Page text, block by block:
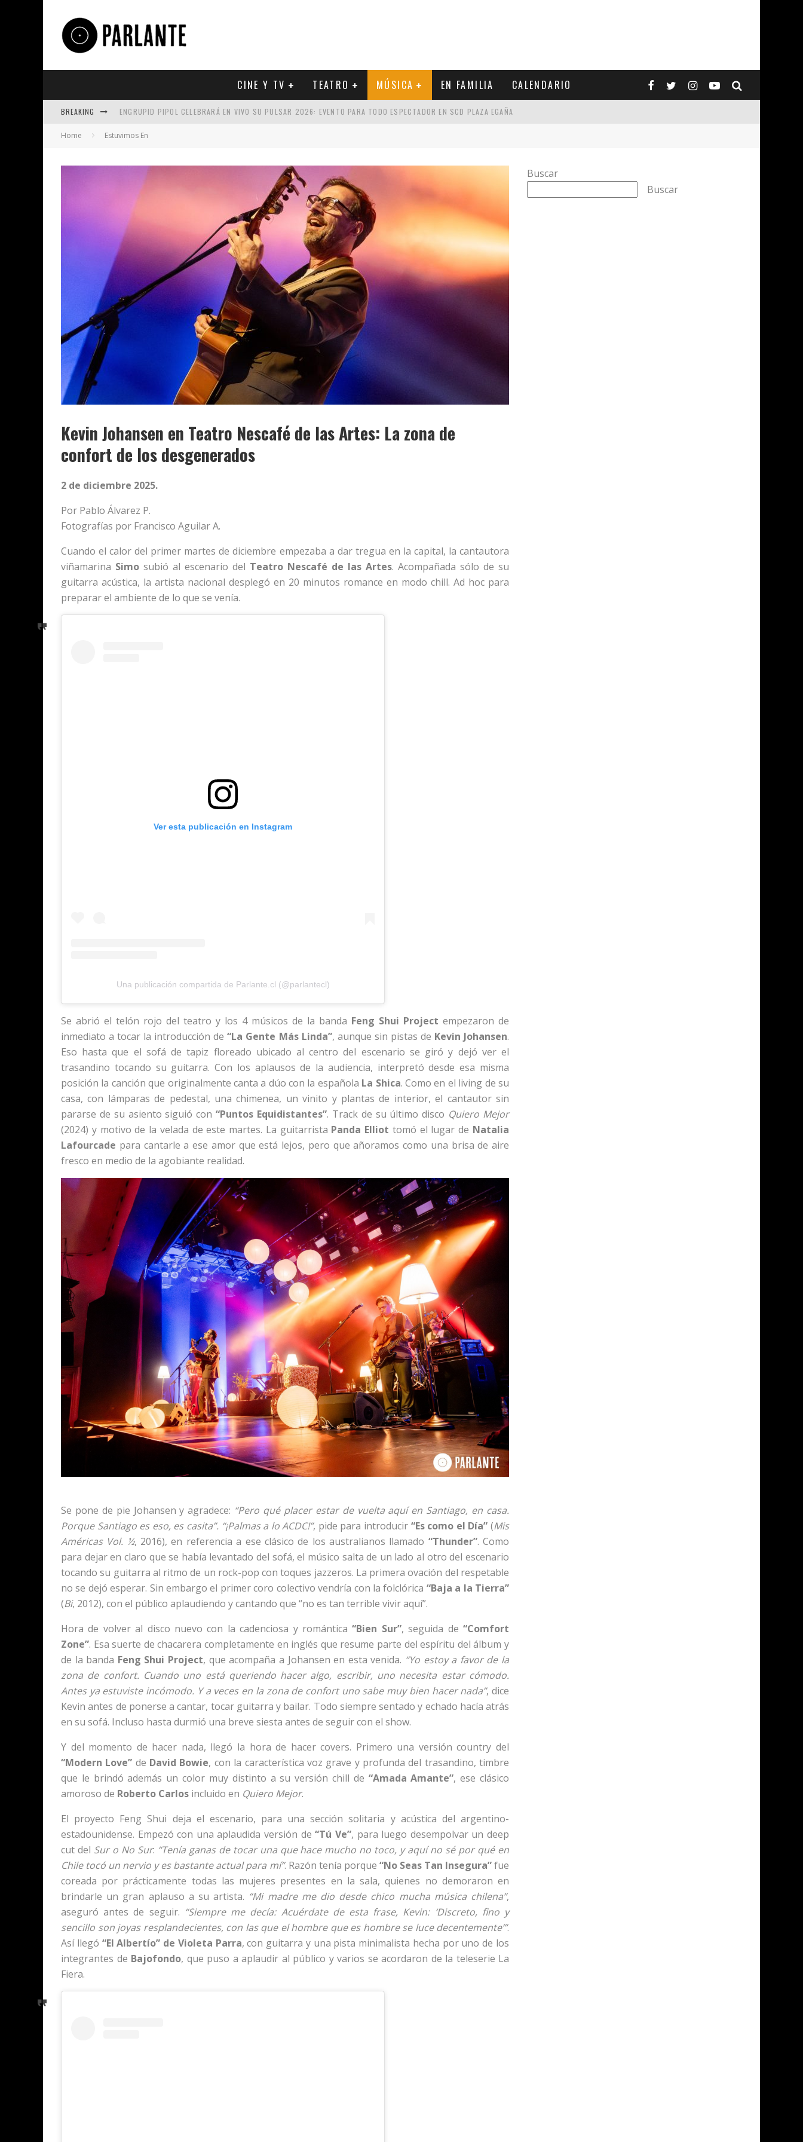
CINE Y TV TEATRO MÚSICA EN FAMILIA CALENDARIO
BREAKING ENGRUPID PIPOL CELEBRARÁ EN VIVO SU PULSAR 2026: EVENTO PARA TODO ESPECTADOR EN SCD PLAZA EGAÑA
UN REPASO A TRES ÉXITOS DE TAN BIÓNICA Y EL SETLIST DE SU PRÓXIMO CONCIERTO
KING SATAN LLEVA A BRITNEY SPEARS AL METAL INDUSTRIAL
Home Estuvimos En
Kevin Johansen en Teatro Nescafé de las Artes: La zona de
confort de los desgenerados
2 de diciembre 2025.
Por Pablo Álvarez P.
Fotografías por Francisco Aguilar A.
Cuando el calor del primer martes de diciembre empezaba a dar tregua en la capital, la cantautora
viñamarina Simo subió al escenario del Teatro Nescafé de las Artes. Acompañada sólo de su
guitarra acústica, la artista nacional desplegó en 20 minutos romance en modo chill. Ad hoc para
preparar el ambiente de lo que se venía.
Ver esta publicación en Instagram
Una publicación compartida de Parlante.cl (@parlantecl)
Se abrió el telón rojo del teatro y los 4 músicos de la banda Feng Shui Project empezaron de
inmediato a tocar la introducción de“La Gente Más Linda”, aunque sin pistas de Kevin Johansen.
Eso hasta que el sofá de tapiz floreado ubicado al centro del escenario se giró y dejó ver el
trasandino tocando su guitarra. Con los aplausos de la audiencia, interpretó desde esa misma
posición la canción que originalmente canta a dúo con la española La Shica. Como en el living de su
casa, con lámparas de pedestal, una chimenea, un vinito y plantas de interior, el cantautor sin
pararse de su asiento siguió con“Puntos Equidistantes”. Track de su último disco Quiero Mejor
(2024) y motivo de la velada de este martes. La guitarrista Panda Elliot tomó el lugar de Natalia
Lafourcade para cantarle a ese amor que está lejos, pero que añoramos como una brisa de aire
fresco en medio de la agobiante realidad.
Se pone de pie Johansen y agradece: “Pero qué placer estar de vuelta aquí en Santiago, en casa.
Porque Santiago es eso, es casita”. “¡Palmas a lo ACDC!”, pide para introducir “Es como el Día” (Mis
Américas Vol. ½, 2016), en referencia a ese clásico de los australianos llamado “Thunder”. Como
para dejar en claro que se había levantado del sofá, el músico salta de un lado al otro del escenario
tocando su guitarra al ritmo de un rock-pop con toques jazzeros. La primera ovación del respetable
no se dejó esperar. Sin embargo el primer coro colectivo vendría con la folclórica “Baja a la Tierra”
(Bi, 2012), con el público aplaudiendo y cantando que “no es tan terrible vivir aquí”.
Hora de volver al disco nuevo con la cadenciosa y romántica“Bien Sur”, seguida de“Comfort
Zone”. Esa suerte de chacarera completamente en inglés que resume parte del espíritu del álbum y
de la banda Feng Shui Project, que acompaña a Johansen en esta venida. “Yo estoy a favor de la
zona de confort. Cuando uno está queriendo hacer algo, escribir, uno necesita estar cómodo.
Antes ya estuviste incómodo. Y a veces en la zona de confort uno sabe muy bien hacer nada”, dice
Kevin antes de ponerse a cantar, tocar guitarra y bailar. Todo siempre sentado y echado hacía atrás
en su sofá. Incluso hasta durmió una breve siesta antes de seguir con el show.
Y del momento de hacer nada, llegó la hora de hacer covers. Primero una versión country del
“Modern Love” de David Bowie, con la característica voz grave y profunda del trasandino, timbre
que le brindó además un color muy distinto a su versión chill de “Amada Amante”, ese clásico
amoroso de Roberto Carlos incluido en Quiero Mejor.
El proyecto Feng Shui deja el escenario, para una sección solitaria y acústica del argentino-
estadounidense. Empezó con una aplaudida versión de“Tú Ve”, para luego desempolvar un deep
cut del Sur o No Sur: “Tenía ganas de tocar una que hace mucho no toco, y aquí no sé por qué en
Chile tocó un nervio y es bastante actual para mí”. Razón tenía porque “No Seas Tan Insegura”fue
coreada por prácticamente todas las mujeres presentes en la sala, quienes no demoraron en
brindarle un gran aplauso a su artista. “Mi madre me dio desde chico mucha música chilena”,
aseguró antes de seguir. “Siempre me decía: Acuérdate de esta frase, Kevin: ‘Discreto, fino y
sencillo son joyas resplandecientes, con las que el hombre que es hombre se luce decentemente’”.
Así llegó “El Albertío” de Violeta Parra, con guitarra y una pista minimalista hecha por uno de los
integrantes de Bajofondo, que puso a aplaudir al público y varios se acordaron de la teleserie La
Fiera.
Buscar
Buscar